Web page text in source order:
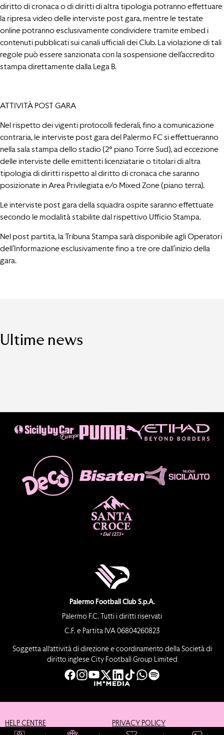
diritto di cronaca o di diritti di altra tipologia potranno effettuare
la ripresa video delle interviste post gara, mentre le testate
online potranno esclusivamente condividere tramite embed i
contenuti pubblicati sui canali ufficiali dei Club. La violazione di tali
regole può essere sanzionata con la sospensione dell’accredito
stampa direttamente dalla Lega B.
ATTIVITÀ POST GARA
Nel rispetto dei vigenti protocolli federali, fino a comunicazione
contraria, le interviste post gara del Palermo FC si effettueranno
nella sala stampa dello stadio (2° piano Torre Sud), ad eccezione
delle interviste delle emittenti licenziatarie o titolari di altra
tipologia di diritti rispetto al diritto di cronaca che saranno
posizionate in Area Privilegiata e/o Mixed Zone (piano terra).
Le interviste post gara della squadra ospite saranno effettuate
secondo le modalità stabilite dal rispettivo Ufficio Stampa.
Nel post partita, la Tribuna Stampa sarà disponibile agli Operatori
dell’Informazione esclusivamente fino a tre ore dall’inizio della
gara.
Ultime news
Palermo Football Club S.p.A.
Palermo F.C. Tutti i diritti riservati
C.F. e Partita IVA 06804260823
Soggetta all’attività di direzione e coordinamento della Società di
diritto inglese City Football Group Limited
HELP CENTRE
PRIVACY POLICY